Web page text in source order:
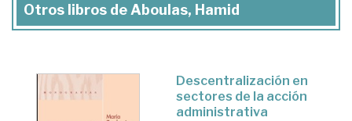
Otros libros de Aboulas, Hamid
Descentralización en
sectores de la acción
administrativa